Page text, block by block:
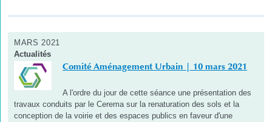
MARS 2021
Actualités
Comité Aménagement Urbain | 10 mars 2021
A l'ordre du jour de cette séance une présentation des
travaux conduits par le Cerema sur la renaturation des sols et la
conception de la voirie et des espaces publics en faveur d'une